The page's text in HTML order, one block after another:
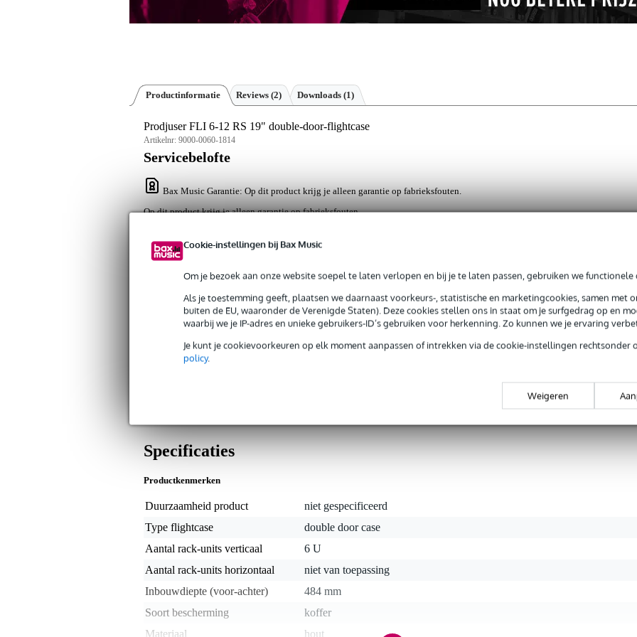
Cookie-instellingen bij Bax Music
Om je bezoek aan onze website soepel te laten verlopen en bij je te laten passen, gebruiken we functionele
Als je toestemming geeft, plaatsen we daarnaast voorkeurs-, statistische en marketingcookies, samen met
buiten de EU, waaronder de Verenigde Staten). Deze cookies stellen ons in staat om je surfgedrag op en
waarbij we je IP-adres en unieke gebruikers-ID’s gebruiken voor herkenning. Zo kunnen we je ervaring
Je kunt je cookievoorkeuren op elk moment aanpassen of intrekken via de cookie-instellingen rechtsonder
policy.
Weigeren
Productinformatie Reviews (2) Downloads (1)
Prodjuser FLI 6-12 RS 19" double-door-flightcase
Artikelnr: 9000-0060-1814
Servicebelofte
Bax Music Garantie: Op dit product krijg je alleen garantie op fabrieksfouten.
Op dit product krijg je alleen garantie op fabrieksfouten.
Algemeen
Heb je een case nodig voor je 19 inch apparatuur waarbij de specificaties 6U hoog en 485 mm diep betreffen,
kijk dan naar de Prodjuser FLI 6-12 RS 19 flightcase. We hebben het hier over een zeer robuuste case zoals
dat altijd van Prodjuser kunt verwachten. Handig aan dit model is, dat het om een double-door exemplaar
Dus zowel de voor- als de achterkant zijn afneembaar. Over de stevigheid en kwaliteit hoef je je helemaal
zorgen te maken. Berkenhout van 9 mm dik en hardware van Penn Elcom vormen de basis. Transport gaat
alleen maar aangenamer.
Let op: Alleen de flightcase wordt geleverd. Andere afgebeelde producten zijn ter illustratie.
Specificaties
Productkenmerken
Duurzaamheid product
niet gespecificeerd
Type flightcase
double door case
Aantal rack-units verticaal
6 U
Aantal rack-units horizontaal
niet van toepassing
Inbouwdiepte (voor-achter)
484 mm
Soort bescherming
koffer
Materiaal
hout